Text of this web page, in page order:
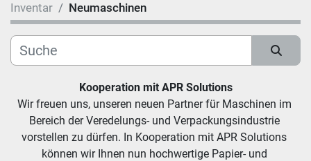
Hersteller
Kategorie
Zustand
Inventar Neumaschinen
Sortieren nach
Kooperation mit APR Solutions
Wir freuen uns, unseren neuen Partner für Maschinen im
Bereich der Veredelungs- und Verpackungsindustrie
vorstellen zu dürfen. In Kooperation mit APR Solutions
können wir Ihnen nun hochwertige Papier- und